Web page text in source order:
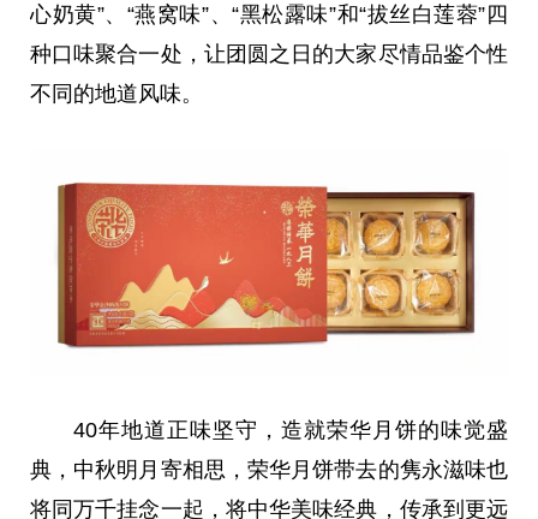
心奶黄”、“燕窝味”、“黑松露味”和“拔丝白莲蓉”四
种口味聚合一处，让团圆之日的大家尽情品鉴个性
不同的地道风味。
40年地道正味坚守，造就荣华月饼的味觉盛
典，中秋明月寄相思，荣华月饼带去的隽永滋味也
将同万千挂念一起，将中华美味经典，传承到更远